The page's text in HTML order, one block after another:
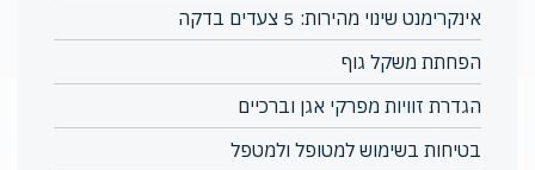
אינקרימנט שינוי מהירות: 5 צעדים בדקה
הפחתת משקל גוף
הגדרת זוויות מפרקי אגן וברכיים
בטיחות בשימוש למטופל ולמטפל